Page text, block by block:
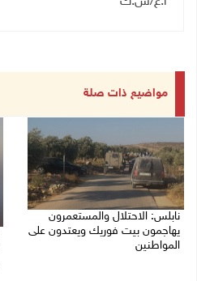
مواضيع ذات صلة
نابلس: الاحتلال والمستعمرون
يهاجمون بيت فوريك ويعتدون على
المواطنين